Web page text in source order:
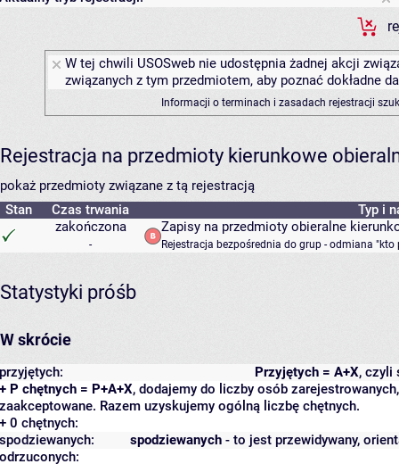
W tej chwili USOSweb nie udostępnia żadnej akcji
związanych z tym przedmiotem, aby poznać dokładne
Informacji o terminach i zasadach rejestracji
Rejestracja na przedmioty kierunkowe
pokaż przedmioty związane z tą rejestracją
Stan
Czas trwania
Typ i
zakończona
-
Zapisy na przedmioty obieralne
Rejestracja bezpośrednia do grup - odmiana "kto
Statystyki próśb
W skrócie
Przyjętych = A+X, czyli
przyjętych:
+ P chętnych = P+A+X, dodajemy do liczby osób
zaakceptowane. Razem uzyskujemy ogólną liczbę chętnych.
+ 0 chętnych:
spodziewanych - to jest przewidywany,
spodziewanych:
odrzuconych: